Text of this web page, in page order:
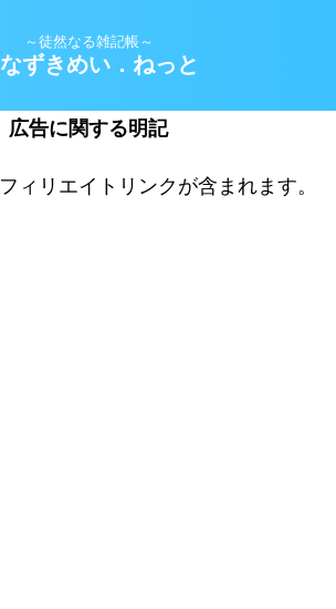
～徒然なる雑記帳～
ずきめい．ねっと
広告に関する明記
ィリエイトリンクが含まれます。